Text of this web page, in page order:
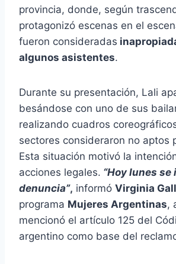
provincia, donde, según
protagonizó escenas en el
fueron consideradas
algunos asistentes.
Durante su presentación, Lali
besándose con uno de sus
realizando cuadros
sectores consideraron no aptos
Esta situación motivó la
acciones legales. “Hoy lunes
denuncia”, informó Virginia
programa Mujeres Argentinas,
mencionó el artículo 125 del
argentino como base del